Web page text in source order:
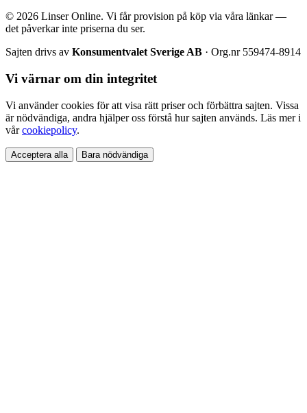
© 2026 Linser Online. Vi får provision på köp via våra länkar —
det påverkar inte priserna du ser.
Sajten drivs av Konsumentvalet Sverige AB · Org.nr 559474-8914
Vi värnar om din integritet
Vi använder cookies för att visa rätt priser och förbättra sajten. Vissa
är nödvändiga, andra hjälper oss förstå hur sajten används. Läs mer i
vårcookiepolicy.
Acceptera alla Bara nödvändiga